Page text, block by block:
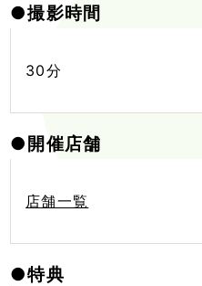
●撮影時間
30分
●開催店舗
店舗一覧
●特典